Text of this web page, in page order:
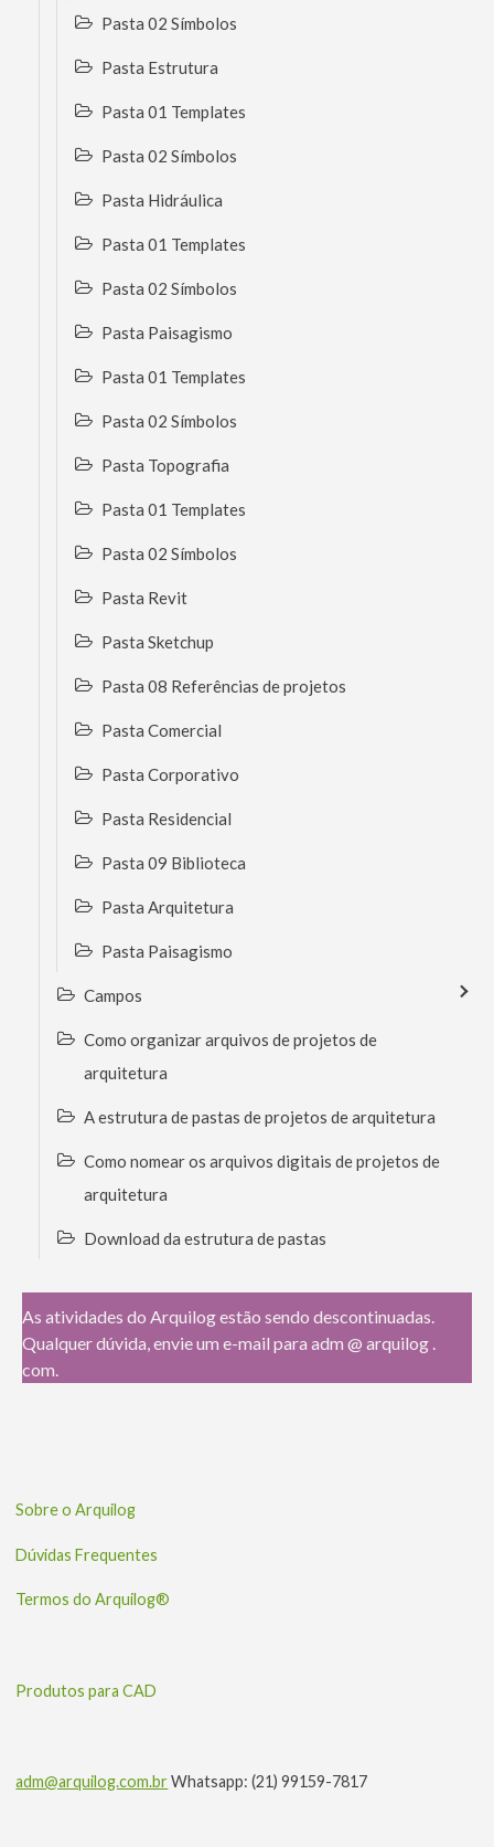
Pasta 02 Símbolos
Pasta Estrutura
Pasta 01 Templates
Pasta 02 Símbolos
Pasta Hidráulica
Pasta 01 Templates
Pasta 02 Símbolos
Pasta Paisagismo
Pasta 01 Templates
Pasta 02 Símbolos
Pasta Topografia
Pasta 01 Templates
Pasta 02 Símbolos
Pasta Revit
Pasta Sketchup
Pasta 08 Referências de projetos
Pasta Comercial
Pasta Corporativo
Pasta Residencial
Pasta 09 Biblioteca
Pasta Arquitetura
Pasta Paisagismo
Campos
Como organizar arquivos de projetos de
arquitetura
A estrutura de pastas de projetos de arquitetura
Como nomear os arquivos digitais de projetos de
arquitetura
Download da estrutura de pastas
As atividades do Arquilog estão sendo descontinuadas.
Qualquer dúvida, envie um e-mail para adm @ arquilog .
com.
Sobre o Arquilog
Dúvidas Frequentes
Termos do Arquilog®
Produtos para CAD
adm@arquilog.com.brWhatsapp: (21) 99159-7817